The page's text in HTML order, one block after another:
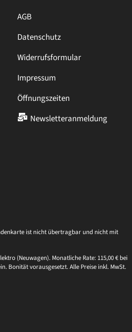
AGB
Datenschutz
Widerrufsformular
Impressum
Öffnungszeiten
Newsletteranmeldung
ist nicht übertragbar und nicht mit
(Neuwagen). Monatliche Rate: 115,00 € bei
Bonität vorausgesetzt. Alle Preise inkl. MwSt.